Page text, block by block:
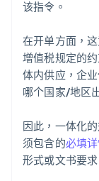
该指令。
在开单方面，
增值税规定的
体内供应，企
哪个国家/地区
因此，一体化
须包含的必填
形式或文书要求